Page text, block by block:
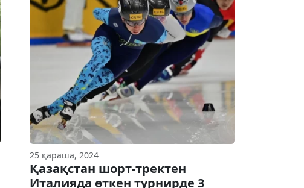
25 қараша, 2024
Қазақстан шорт-тректен
Италияда өткен турнирде 3